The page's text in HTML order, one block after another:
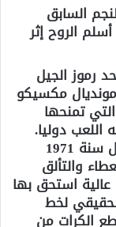
السابق
الروح إثر
رموز الجيل
مكسيكو
تمنحها
.
والظلمي الذي بدأ مساره الكروي الحافل سنة 1971
والتألق
استحق بها
لخط
الكرات من